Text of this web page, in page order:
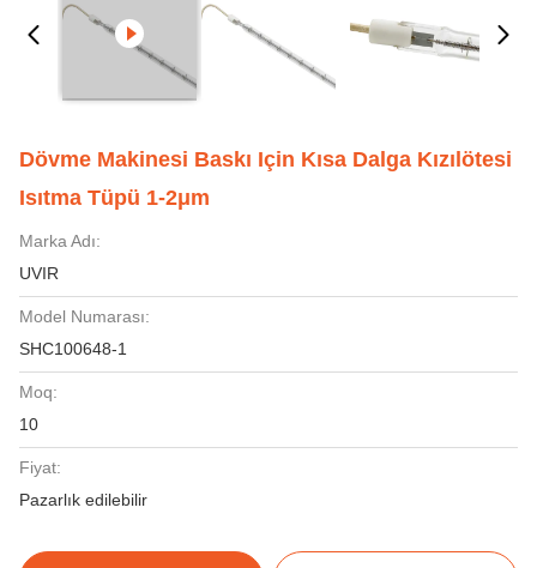
Dövme Makinesi Baskı Için Kısa Dalga Kızılötesi
Isıtma Tüpü 1-2μm
Marka Adı:
UVIR
Model Numarası:
SHC100648-1
Moq:
10
Fiyat:
Pazarlık edilebilir